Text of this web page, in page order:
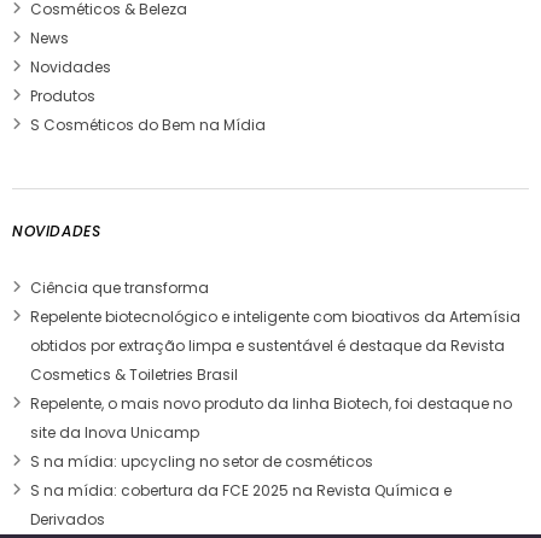
Cosméticos & Beleza
News
Novidades
Produtos
S Cosméticos do Bem na Mídia
NOVIDADES
Ciência que transforma
Repelente biotecnológico e inteligente com bioativos da Artemísia
obtidos por extração limpa e sustentável é destaque da Revista
Cosmetics & Toiletries Brasil
Repelente, o mais novo produto da linha Biotech, foi destaque no
site da Inova Unicamp
S na mídia: upcycling no setor de cosméticos
S na mídia: cobertura da FCE 2025 na Revista Química e
Derivados